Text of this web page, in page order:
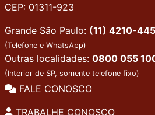
CEP: 01311-923
Grande São Paulo: (11) 4210-
(Telefone e WhatsApp)
Outras localidades: 0800 055
(Interior de SP, somente telefone fixo)
FALE CONOSCO
TRABALHE CONOSCO